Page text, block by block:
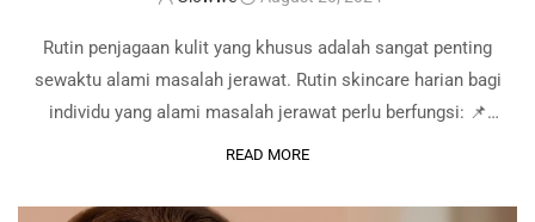
Rutin penjagaan kulit yang khusus adalah sangat penting
sewaktu alami masalah jerawat. Rutin skincare harian bagi
individu yang alami masalah jerawat perlu berfungsi: 📌
Menghapuskan minyak yang berlebihan pada kulit wajah. 📌
jerawat untuk pudar lebih …
READ MORE